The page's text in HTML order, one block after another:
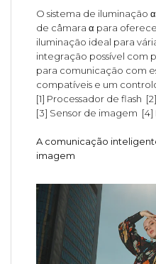
O sistema de iluminação
de câmara α para
iluminação ideal para
integração possível com
para comunicação com
compatíveis e um
[1] Processador de flash
[3] Sensor de imagem
A comunicação
imagem